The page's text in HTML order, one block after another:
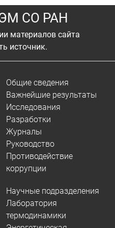
СО РАН
материалов сайта
источник.
Общие сведения
Важнейшие результаты
Исследования
Разработки
Журналы
Руководство
Противодействие
коррупции
Научные подразделения
Лаборатория
термодинамики